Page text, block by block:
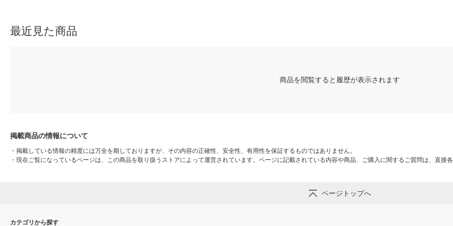
最近見た商品
商品を閲覧すると履歴が表示されます
掲載商品の情報について
・ 掲載している情報の精度には万全を期しておりますが、その内容の正確性、安全性、有用性を保証するものではありません。
・ 現在ご覧になっているページは、この商品を取り扱うストアによって運営されています。ページに記載されている内容や商品、ご購入に関するご質問は、直接
ページトップへ
カテゴリから探す